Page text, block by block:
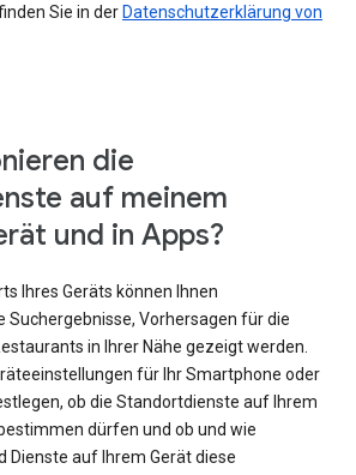
Sie in der Datenschutzerklärung von
die
auf meinem
und in Apps?
Ihres Geräts können Ihnen
Suchergebnisse, Vorhersagen für die
in Ihrer Nähe gezeigt werden.
für Ihr Smartphone oder
ob die Standortdienste auf Ihrem
dürfen und ob und wie
Dienste auf Ihrem Gerät diese